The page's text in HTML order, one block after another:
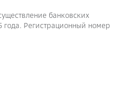
банковских
года. Регистрационный номер